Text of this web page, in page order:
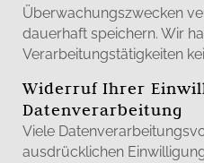
Überwachungszwecken
dauerhaft speichern. Wir
Verarbeitungstätigkeiten
Widerruf Ihrer
Datenverarbeitung
Viele
ausdrücklichen